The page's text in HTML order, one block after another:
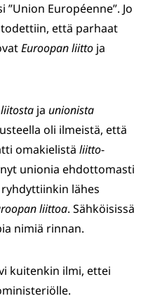
”Union Européenne”. Jo
että parhaat
Euroopan liitto ja
liitosta ja unionista
oli ilmeistä, että
omakielistä liitto-
unionia ehdottomasti
lähes
liittoa. Sähköisissä
nimiä rinnan.
kuitenkin ilmi, ettei